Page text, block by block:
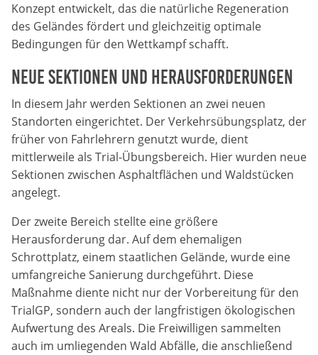
Konzept entwickelt, das die natürliche Regeneration
des Geländes fördert und gleichzeitig optimale
Bedingungen für den Wettkampf schafft.
Neue Sektionen und Herausforderungen
In diesem Jahr werden Sektionen an zwei neuen
Standorten eingerichtet. Der Verkehrsübungsplatz, der
früher von Fahrlehrern genutzt wurde, dient
mittlerweile als Trial-Übungsbereich. Hier wurden neue
Sektionen zwischen Asphaltflächen und Waldstücken
angelegt.
Der zweite Bereich stellte eine größere
Herausforderung dar. Auf dem ehemaligen
Schrottplatz, einem staatlichen Gelände, wurde eine
umfangreiche Sanierung durchgeführt. Diese
Maßnahme diente nicht nur der Vorbereitung für den
TrialGP, sondern auch der langfristigen ökologischen
Aufwertung des Areals. Die Freiwilligen sammelten
auch im umliegenden Wald Abfälle, die anschließend
Dieser Cookie speichert Informationen zu
verwendeten Hintergrundbildern der Website.
24 Stunden
Cookie Consent
Name:
cookie_consent
DMSB
Zweck:
Dieser Cookie speichert die gewählten Cookie-
Einstellungen.
Cookie Laufzeit:
12 Monate